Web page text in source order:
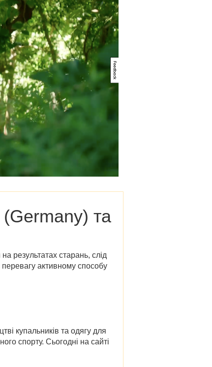
(Germany) та
результатах старань, слід
перевагу активному способу
купальників та одягу для
спорту. Сьогодні на сайті